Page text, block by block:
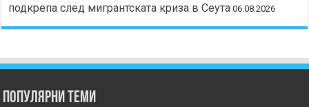
подкрепа след мигрантската криза в Сеута 06.08.2026
Популярни теми